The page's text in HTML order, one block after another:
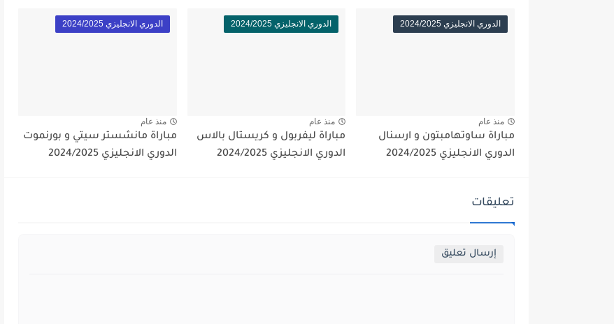
الدوري الانجليزي 2024/2025
منذ عام
مباراة ساوتهامبتون و ارسنال
الدوري الانجليزي 2024/2025
الدوري الانجليزي 2024/2025
منذ عام
مباراة ليفربول و كريستال بالاس
الدوري الانجليزي 2024/2025
الدوري الانجليزي 2024/2025
منذ عام
مباراة مانشستر سيتي و بورنموت
الدوري الانجليزي 2024/2025
تعليقات
إرسال تعليق